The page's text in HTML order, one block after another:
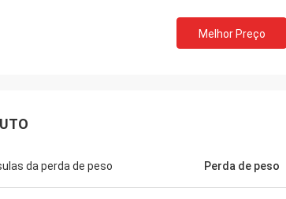
Melhor Preço
da perda de peso Perda de peso